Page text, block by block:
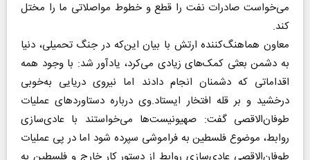
می‌خواست صادرات نفت را قطع و خطوط مواصلاتی ما را مختل
کند.
معاون هماهنگ‌کننده ارتش با بیان این‌که در جنگ تحمیلی، دنیا
به دشمن بعثی کمک‌های زیادی می‌کرد، یادآور شد: با وجود همه
اقداماتی که دشمنان انجام دادند اما نیروی دریایی به‌خوبی
درخشید و بر قله افتخار ایستاد.وی درباره دستاوردهای عملیات
طوفان‌الاقصی گفت: صهیونیست‌ها می‌خواستند با عادی‌سازی
روابط، موضوع فلسطین به فراموشی سپرده شود اما در پی عملیات